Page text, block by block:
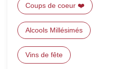
Coups de coeur ❤️
Alcools Millésimés
Vins de fête